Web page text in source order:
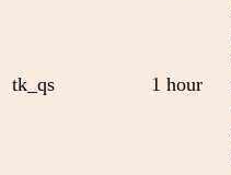
tk_qs 1 hour